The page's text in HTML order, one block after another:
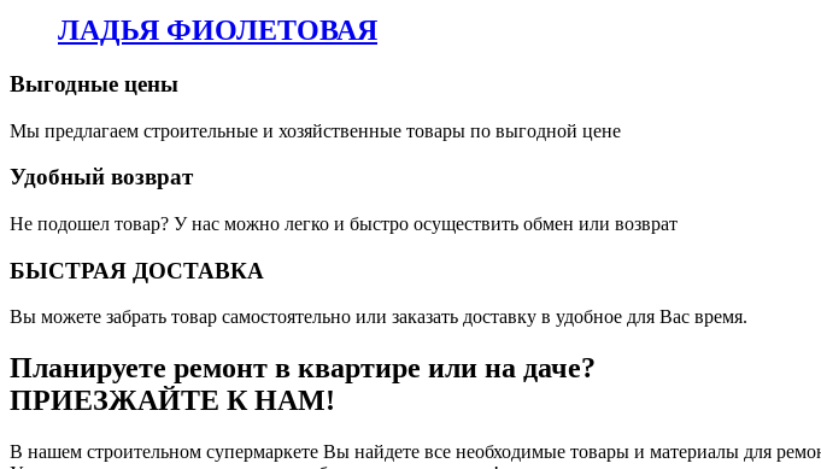
ЛАДЬЯ ФИОЛЕТОВАЯ
Выгодные цены
Мы предлагаем строительные и хозяйственные товары по выгодной цене
Удобный возврат
Не подошел товар? У нас можно легко и быстро осуществить обмен или возврат
БЫСТРАЯ ДОСТАВКА
Вы можете забрать товар самостоятельно или заказать доставку в удобное для Вас время.
Планируете ремонт в квартире или на даче?
ПРИЕЗЖАЙТЕ К НАМ!
В нашем строительном супермаркете Вы найдете все необходимые товары и материалы для